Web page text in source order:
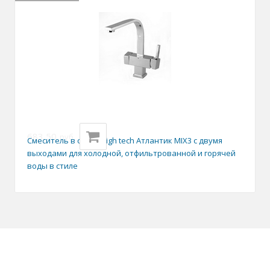
683,50 руб.
Смеситель в стиле High tech Атлантик MIX3 с двумя
выходами для холодной, отфильтрованной и горячей
воды в стиле